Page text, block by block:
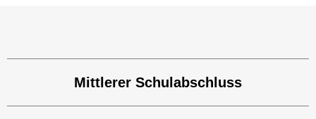
Mittlerer Schulabschluss